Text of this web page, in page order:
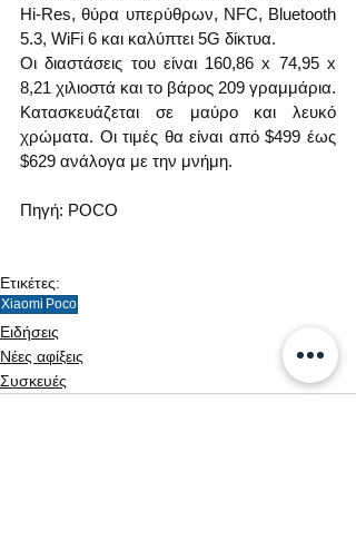
Hi-Res, θύρα υπερύθρων, NFC, Bluetooth
5.3, WiFi 6 και καλύπτει 5G δίκτυα.
Οι διαστάσεις του είναι 160,86 x 74,95 x
8,21 χιλιοστά και το βάρος 209 γραμμάρια.
Κατασκευάζεται σε μαύρο και λευκό
χρώματα. Οι τιμές θα είναι από $499 έως
$629 ανάλογα με την μνήμη.
Πηγή: POCO
Ετικέτες:
Xiaomi Poco
Ειδήσεις
Νέες αφίξεις
Συσκευές